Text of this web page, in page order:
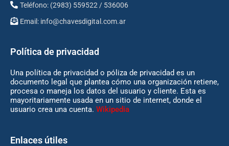
Teléfono: (2983) 559522 / 536006
Email: info@chavesdigital.com.ar
Política de privacidad
Una política de privacidad o póliza de privacidad es un
documento legal que plantea cómo una organización retiene,
procesa o maneja los datos del usuario y cliente. Esta es
mayoritariamente usada en un sitio de internet, donde el
usuario crea una cuenta. Wikipedia
Enlaces útiles